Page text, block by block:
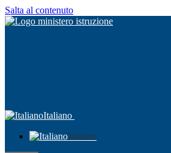
Salta al contenuto
Italiano
Italiano